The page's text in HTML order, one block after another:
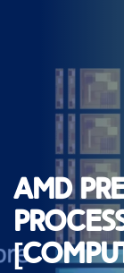
AMD